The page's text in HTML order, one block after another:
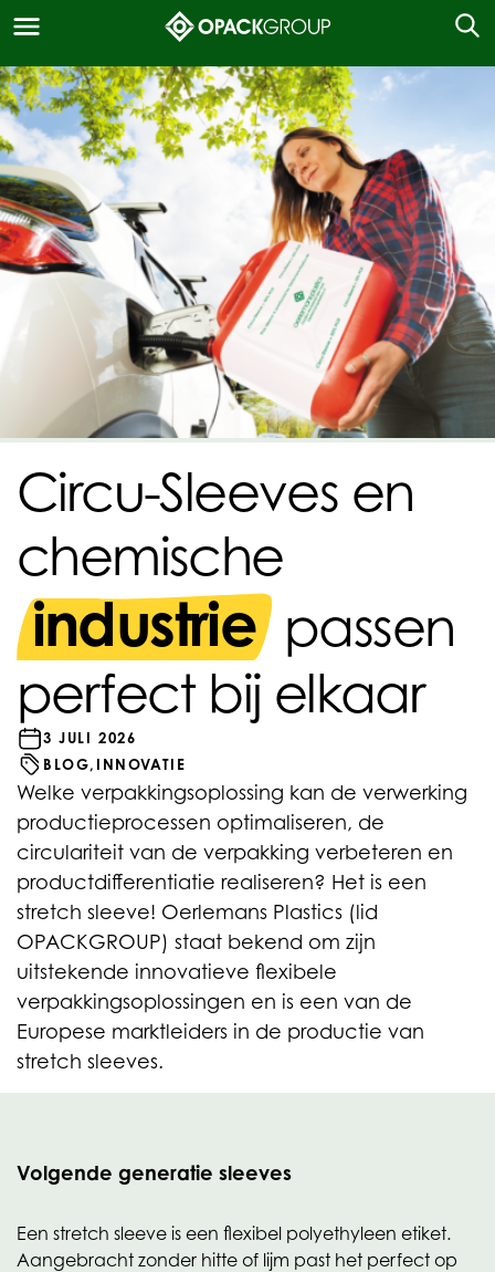
Circu-Sleeves en
chemische
industrie passen
perfect bij elkaar
3 JULI 2026
BLOG, INNOVATIE
Welke verpakkingsoplossing kan de verwerking
productieprocessen optimaliseren, de
circulariteit van de verpakking verbeteren en
productdifferentiatie realiseren? Het is een
stretch sleeve! Oerlemans Plastics (lid
OPACKGROUP) staat bekend om zijn
uitstekende innovatieve flexibele
verpakkingsoplossingen en is een van de
Europese marktleiders in de productie van
stretch sleeves.
Volgende generatie sleeves
Een stretch sleeve is een flexibel polyethyleen etiket.
Aangebracht zonder hitte of lijm past het perfect op